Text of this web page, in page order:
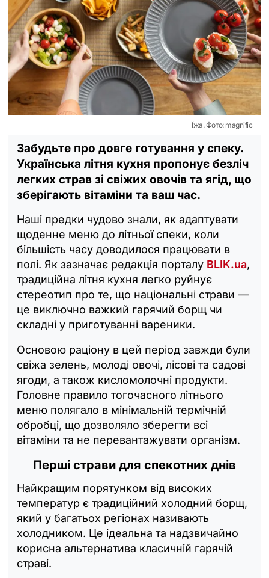
Їжа. Фото: magnific
Забудьте про довге готування у спеку.
Українська літня кухня пропонує безліч
легких страв зі свіжих овочів та ягід, що
зберігають вітаміни та ваш час.
Наші предки чудово знали, як адаптувати
щоденне меню до літньої спеки, коли
більшість часу доводилося працювати в
полі. Як зазначає редакція порталу BLIK.ua,
традиційна літня кухня легко руйнує
стереотип про те, що національні страви —
це виключно важкий гарячий борщ чи
складні у приготуванні вареники.
Основою раціону в цей період завжди були
свіжа зелень, молоді овочі, лісові та садові
ягоди, а також кисломолочні продукти.
Головне правило тогочасного літнього
меню полягало в мінімальній термічній
обробці, що дозволяло зберегти всі
вітаміни та не перевантажувати організм.
Перші страви для спекотних днів
Найкращим порятунком від високих
температур є традиційний холодний борщ,
який у багатьох регіонах називають
холодником. Це ідеальна та надзвичайно
корисна альтернатива класичній гарячій
страві.